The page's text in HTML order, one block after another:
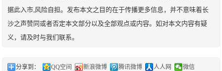
据此入市,风险自担。发布本文之目的在于传播更多信息，并不意味着长
沙之声赞同或者否定本文部分以及全部观点或内容。如对本文内容有疑
义，请及时与我们联系。
分享到： QQ空间 新浪微博 腾讯微博 人人网
微信